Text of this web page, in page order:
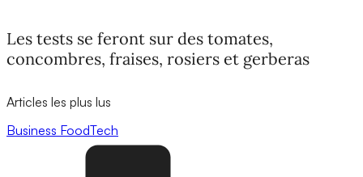
Les tests se feront sur des tomates,
concombres, fraises, rosiers et gerberas
Articles les plus lus
Business FoodTech